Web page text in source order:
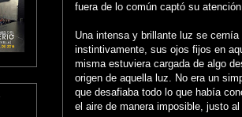
fuera de lo común captó su
Una intensa y brillante luz se
instintivamente, sus ojos fijos en
misma estuviera cargada de algo
origen de aquella luz. No era un
que desafiaba todo lo que había
el aire de manera imposible, justo